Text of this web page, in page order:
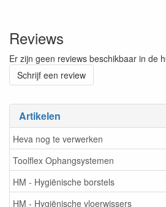
Artikelen
Heva nog te verwerken
Toolflex Ophangsystemen
HM - Hygiënische borstels
HM - Hygiënische vloerwissers
Reviews
Er zijn geen reviews beschikbaar in de
Schrijf een review